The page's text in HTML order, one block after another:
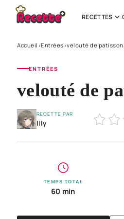
RECETTES
Accueil ›Entrées ›velouté de
ENTRÉES
velouté de
RECETTE PAR
lily
TEMPS TOTAL
60 min